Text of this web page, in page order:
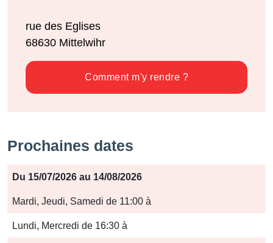
rue des Eglises
68630 Mittelwihr
Comment m'y rendre ?
Prochaines dates
Période
Jours
Horaires
Du 15/07/2026 au 14/08/2026
Mardi, Jeudi, Samedi de 11:00 à
Lundi, Mercredi de 16:30 à